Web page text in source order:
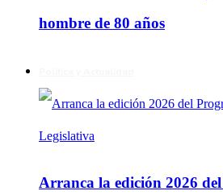
hombre de 80 años
Arranca la edición 2026